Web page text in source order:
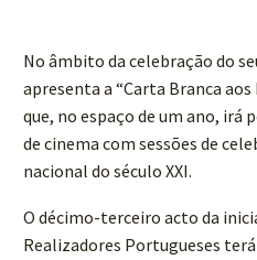
No âmbito da celebração do
apresenta a “Carta Branca
que, no espaço de um ano, irá
de cinema com sessões de
nacional do século XXI.
O décimo-terceiro acto da
Realizadores Portugueses